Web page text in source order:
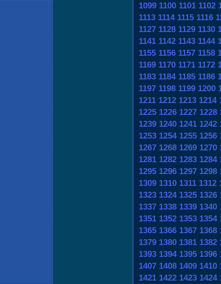
1099 1100 1101 1102
1113 1114 1115 1116
1127 1128 1129 1130
1141 1142 1143 1144
1155 1156 1157 1158
1169 1170 1171 1172
1183 1184 1185 1186
1197 1198 1199 1200
1211 1212 1213 1214
1225 1226 1227 1228
1239 1240 1241 1242
1253 1254 1255 1256
1267 1268 1269 1270
1281 1282 1283 1284
1295 1296 1297 1298
1309 1310 1311 1312
1323 1324 1325 1326
1337 1338 1339 1340
1351 1352 1353 1354
1365 1366 1367 1368
1379 1380 1381 1382
1393 1394 1395 1396
1407 1408 1409 1410
1421 1422 1423 1424